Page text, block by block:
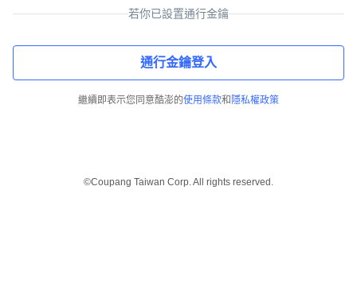
若你已設置通行金鑰
通行金鑰登入
繼續即表示您同意酷澎的使用條款和 隱私權政策
©Coupang Taiwan Corp. All rights reserved.